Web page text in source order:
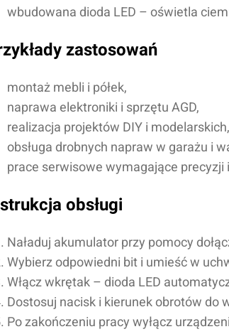
wbudowana dioda LED – oświetla
zastosowań
montaż mebli i półek,
naprawa elektroniki i sprzętu AGD,
realizacja projektów DIY i modelarskich,
obsługa drobnych napraw w garażu i
prace serwisowe wymagające
obsługi
Naładuj akumulator przy pomocy
Wybierz odpowiedni bit i umieść w
Włącz wkrętak – dioda LED
Dostosuj nacisk i kierunek obrotów do
Po zakończeniu pracy wyłącz
Imię i nazwisko*
Komentarz*